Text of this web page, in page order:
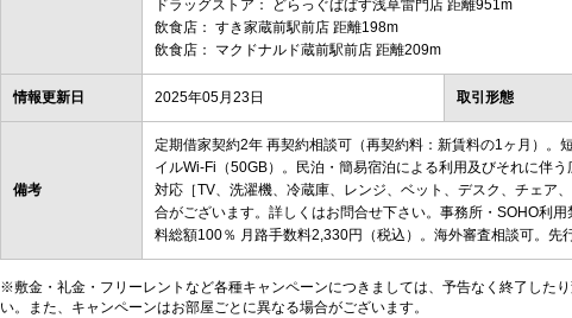
ドラッグストア： どらっぐぱぱす浅草雷門店 距離951m
飲食店： すき家蔵前駅前店 距離198m
飲食店： マクドナルド蔵前駅前店 距離209m
情報更新日 2025年05月23日 取引形態
備考
定期借家契約2年 再契約相談可（再契約料：新賃料の1ヶ月）。
イルWi-Fi（50GB）。民泊・簡易宿泊による利用及びそれに伴
対応［TV、洗濯機、冷蔵庫、レンジ、ベット、デスク、チェア
合がございます。詳しくはお問合せ下さい。事務所・SOHO利
料総額100％ 月路手数料2,330円（税込）。海外審査相談可。先
※敷金・礼金・フリーレントなど各種キャンペーンにつきましては、予告なく終了した
い。また、キャンペーンはお部屋ごとに異なる場合がございます。